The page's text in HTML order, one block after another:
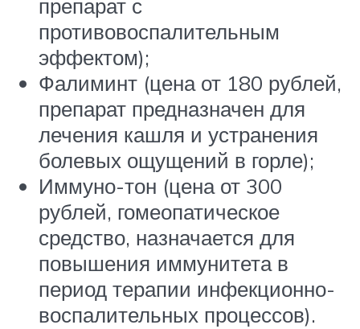
препарат с
противовоспалительным
эффектом);
Фалиминт (цена от 180 рублей,
препарат предназначен для
лечения кашля и устранения
болевых ощущений в горле);
Иммуно-тон (цена от 300
рублей, гомеопатическое
средство, назначается для
повышения иммунитета в
период терапии инфекционно-
воспалительных процессов).